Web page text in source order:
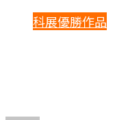
科展優勝作品